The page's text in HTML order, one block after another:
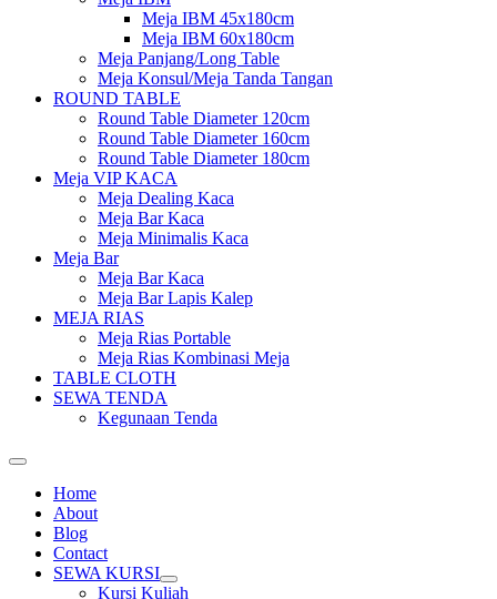
Meja IBM 45x180cm
Meja IBM 60x180cm
Meja Panjang/Long Table
Meja Konsul/Meja Tanda Tangan
ROUND TABLE
Round Table Diameter 120cm
Round Table Diameter 160cm
Round Table Diameter 180cm
Meja VIP KACA
Meja Dealing Kaca
Meja Bar Kaca
Meja Minimalis Kaca
Meja Bar
Meja Bar Kaca
Meja Bar Lapis Kalep
MEJA RIAS
Meja Rias Portable
Meja Rias Kombinasi Meja
TABLE CLOTH
SEWA TENDA
Kegunaan Tenda
Home
About
Blog
Contact
SEWA KURSI
Show
Kursi Kuliah